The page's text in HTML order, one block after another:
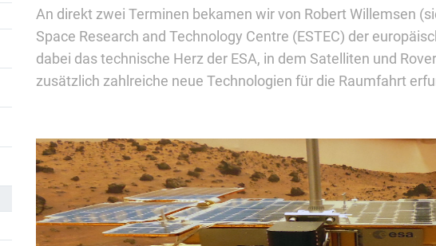
An direkt zwei Terminen bekamen wir von Robert Willemsen
Space Research and Technology Centre (ESTEC) der
dabei das technische Herz der ESA, in dem Satelliten und
zusätzlich zahlreiche neue Technologien für die Raumfahrt